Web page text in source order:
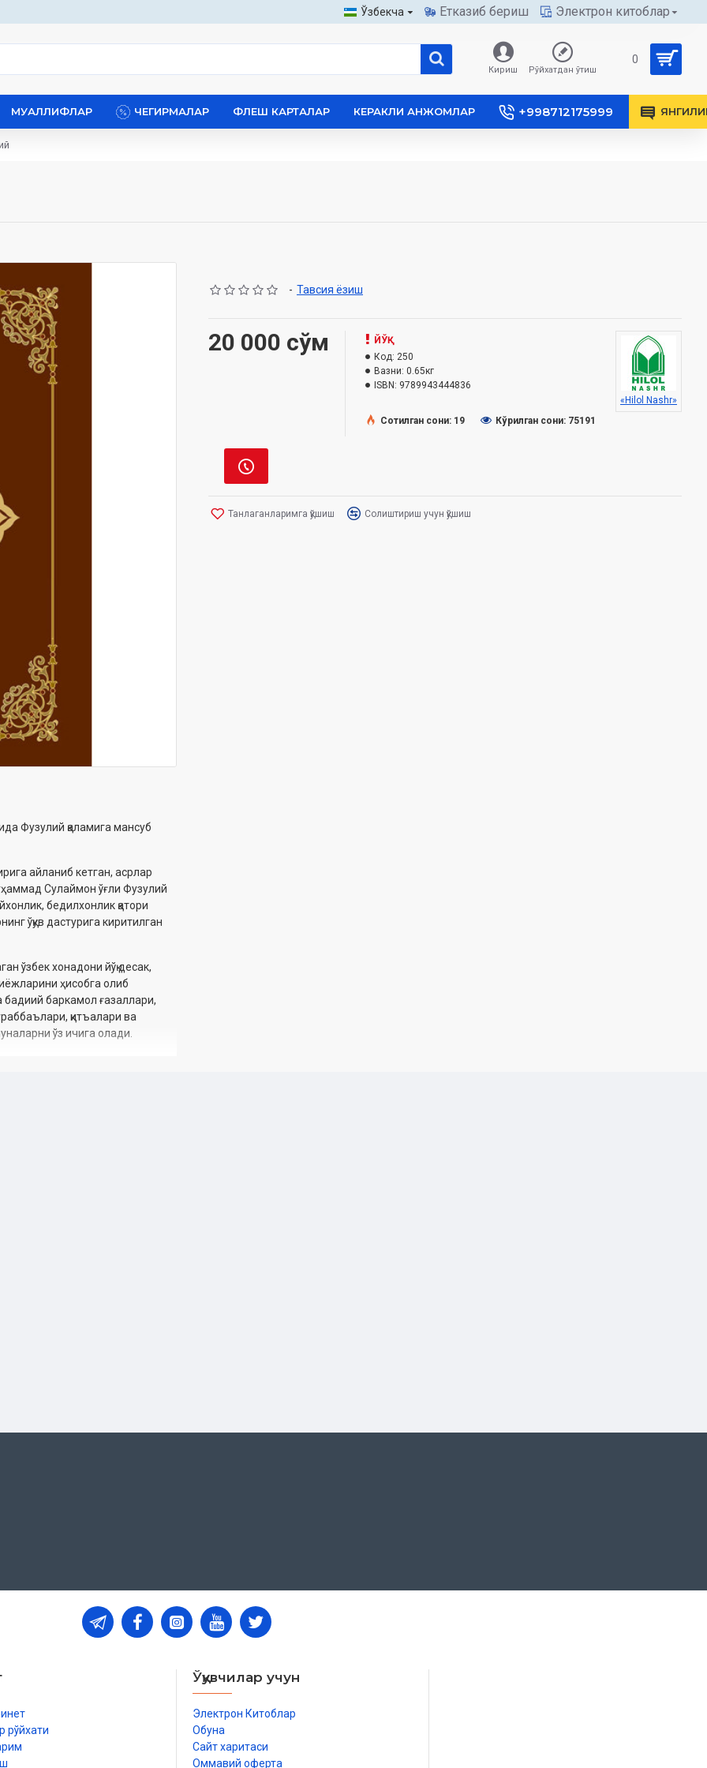
Ўзбекча Етказиб бериш Электрон китоблар
Кириш Рўйхатдан ўтиш
0
МУАЛЛИФЛАР ЧЕГИРМАЛАР ФЛЕШ КАРТАЛАР КЕРАКЛИ АНЖОМЛАР +998712175999
Фузулий қаламига мансуб
айланиб кетган, асрлар
Сулаймон ўғли Фузулий
бедилхонлик қатори
ўқув дастурига киритилган
ўзбек хонадони йўқ десак,
ҳисобга олиб
бадиий баркамол ғазаллари,
қитъалари ва
ўз ичига олади.
- Тавсия ёзиш
20 000 сўм
ЙЎҚ
Код: 250
Вазни: 0.65кг
ISBN: 9789943444836
«Hilol Nashr»
Сотилган сони: 19
Кўрилган сони: 75191
Танлаганларимга қўшиш Солиштириш учун қўшиш
рўйхати
Ўқувчилар учун
Электрон Китоблар
Обуна
Сайт харитаси
Оммавий оферта